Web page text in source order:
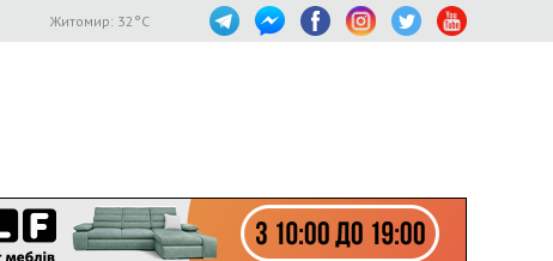
Житомир: 32 °C